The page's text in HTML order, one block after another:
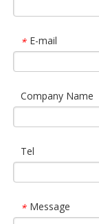
* E-mail
Company Name
Tel
* Message